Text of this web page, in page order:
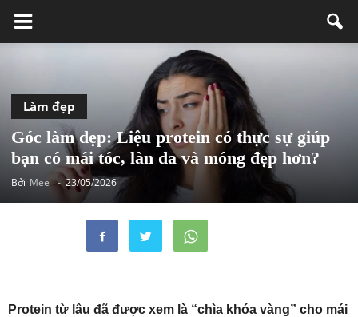
Làm đẹp
Góc làm đẹp: Liệu protein có thực sự giúp
bạn có mái tóc, làn da và móng đẹp hơn?
Bởi Mee - 23/05/2026
Protein từ lâu đã được xem là “chìa khóa vàng” cho mái